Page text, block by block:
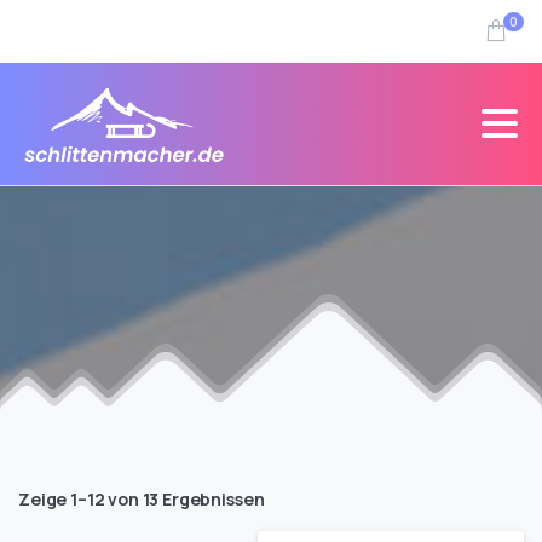
0
Zeige 1–12 von 13 Ergebnissen